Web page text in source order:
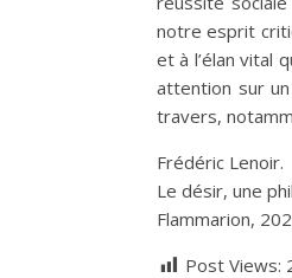
notre esprit
et à l’élan vital
attention sur
travers,
Frédéric Lenoir.
Le désir, une
Flammarion,
Post Views: